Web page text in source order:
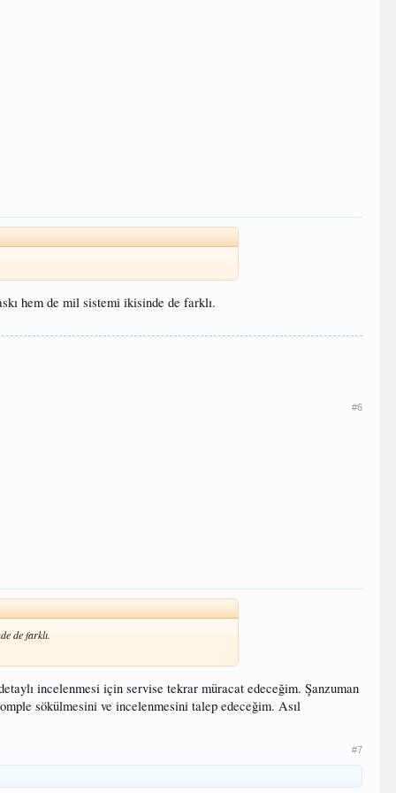
hem de mil sistemi ikisinde de farklı.
#6
de farklı.
incelenmesi için servise tekrar müracat edeceğim. Şanzuman
sökülmesini ve incelenmesini talep edeceğim. Asıl
#7